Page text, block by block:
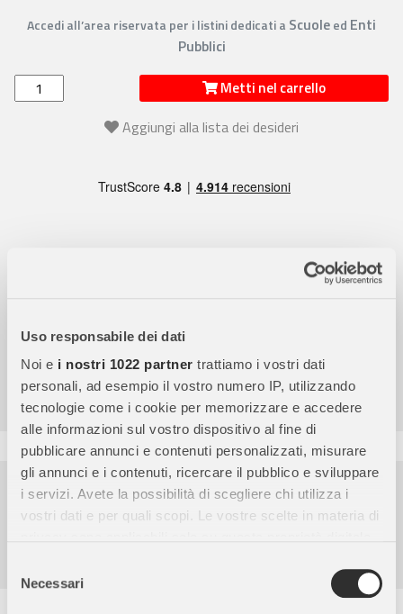
Uso responsabile dei dati
Noi e i nostri 1022 partner trattiamo i vostri dati
personali, ad esempio il vostro numero IP, utilizzando
tecnologie come i cookie per memorizzare e accedere
alle informazioni sul vostro dispositivo al fine di
pubblicare annunci e contenuti personalizzati, misurare
gli annunci e i contenuti, ricercare il pubblico e sviluppare
i servizi. Avete la possibilità di scegliere chi utilizza i
vostri dati e per quali scopi. Le vostre scelte in materia di
modificare o revocare il proprio consenso in qualsiasi
momento dalla Dichiarazione sui cookie o facendo clic
delNecessari
Accedi all’area riservata per i listini dedicati a Scuoleed Enti
Pubblici
Metti nel carrello
Aggiungi alla lista dei desideri
4,7/5
9.859
Recensioni
Pagamenti sicuri
Garanzia e reso facili